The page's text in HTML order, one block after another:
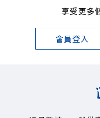
享受更多
會員登入